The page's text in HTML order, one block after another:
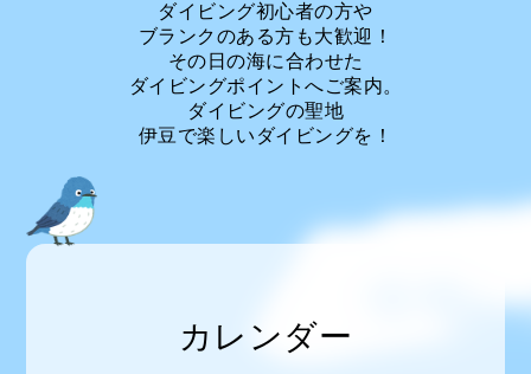
ダイビング初心者の方や
ブランクのある方も大歓迎！
その日の海に合わせた
ダイビングポイントへご案内。
ダイビングの聖地
伊豆で楽しいダイビングを！
カレンダー